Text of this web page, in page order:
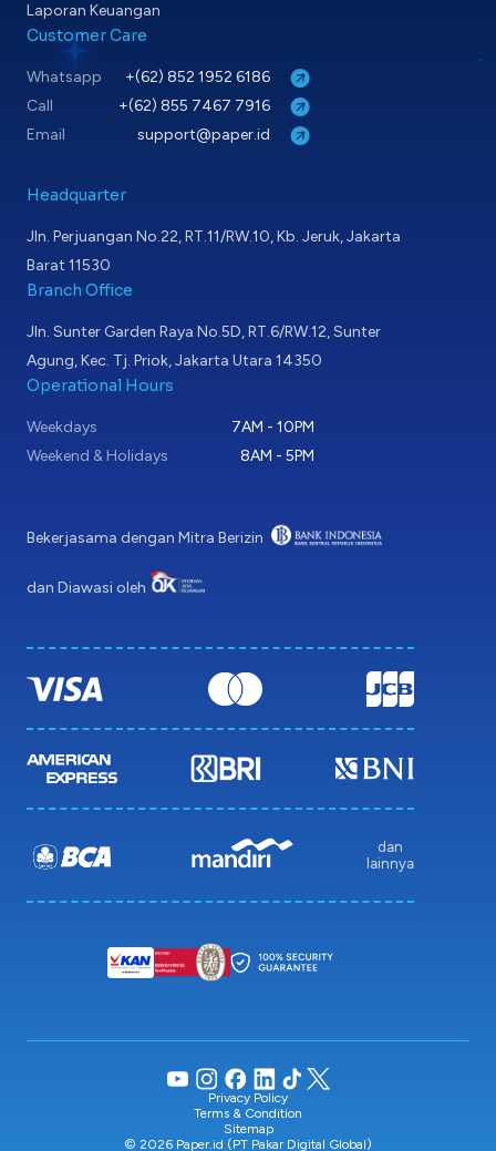
Laporan Keuangan
Customer Care
Whatsapp
+(62) 852 1952 6186
Call
+(62) 855 7467 7916
Email
support@paper.id
Headquarter
Jln. Perjuangan No.22, RT.11/RW.10, Kb. Jeruk, Jakarta
Barat 11530
Branch Office
Jln. Sunter Garden Raya No.5D, RT.6/RW.12, Sunter
Agung, Kec. Tj. Priok, Jakarta Utara 14350
Operational Hours
Weekdays
7AM - 10PM
Weekend & Holidays
8AM - 5PM
Bekerjasama dengan Mitra Berizin
dan Diawasi oleh
dan
lainnya
© 2026 Paper.id (PT Pakar Digital Global)
Privacy Policy
Terms & Condition
Sitemap